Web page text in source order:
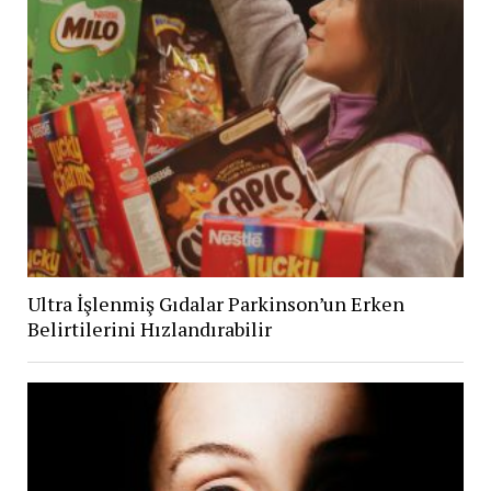
Ultra İşlenmiş Gıdalar Parkinson’un Erken
Belirtilerini Hızlandırabilir